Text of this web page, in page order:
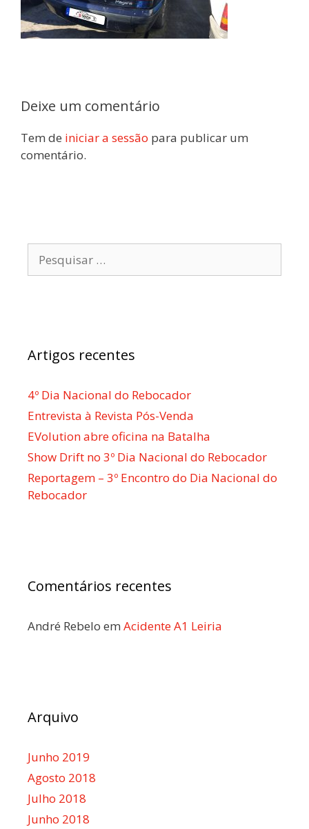
Deixe um comentário
Tem de iniciar a sessão para publicar um
comentário.
por:
Artigos recentes
4º Dia Nacional do Rebocador
Entrevista à Revista Pós-Venda
EVolution abre oficina na Batalha
Show Drift no 3º Dia Nacional do Rebocador
Reportagem – 3º Encontro do Dia Nacional do
Rebocador
Comentários recentes
André Rebelo em Acidente A1 Leiria
Arquivo
Junho 2019
Agosto 2018
Julho 2018
Junho 2018